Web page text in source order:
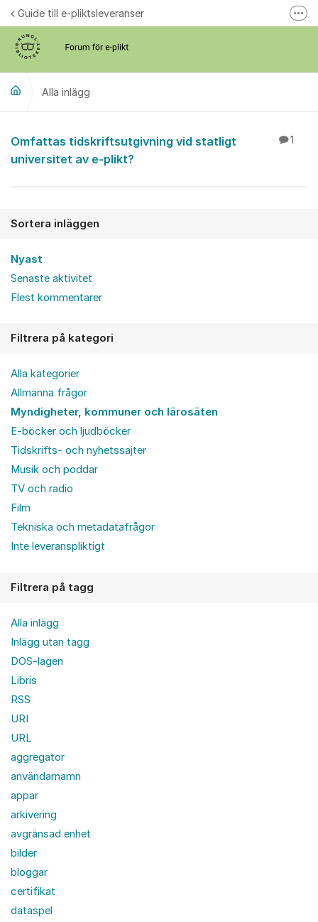
Hoppa till innehåll
Guide till e-pliktsleveranser
Alla inlägg
Alla inlägg
Omfattas tidskriftsutgivning vid statligt
universitet av e-plikt?
1
Sortera inläggen
Nyast
Senaste aktivitet
Flest kommentarer
Filtrera på kategori
Alla kategorier
Allmänna frågor
Myndigheter, kommuner och lärosäten
E-böcker och ljudböcker
Tidskrifts- och nyhetssajter
Musik och poddar
TV och radio
Film
Tekniska och metadatafrågor
Inte leveranspliktigt
Filtrera på tagg
Alla inlägg
Inlägg utan tagg
DOS-lagen
Libris
RSS
URI
URL
aggregator
användarnamn
appar
arkivering
avgränsad enhet
bilder
bloggar
certifikat
dataspel